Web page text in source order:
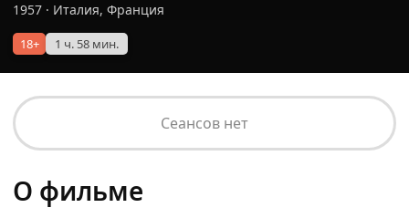
1957 · Италия, Франция
18+ 1 ч. 58 мин.
Сеансов нет
О фильме